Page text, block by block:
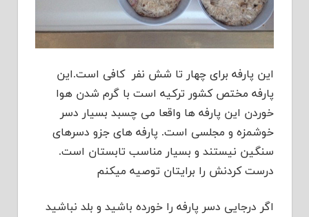
این پارفه برای چهار تا شش نفر کافی است.این
پارفه مختص کشور ترکیه است با گرم شدن هوا
خوردن این پارفه ها واقعا می چسبد بسیار دسر
خوشمزه و مجلسی است. پارفه های جزو دسرهای
سنگین نیستند و بسیار مناسب تابستان است.
درست کردنش را برایتان توصیه میکنم
اگر درجایی دسر پارفه را خورده باشید و بلد نباشید